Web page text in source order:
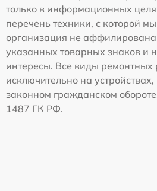
только в информационных
перечень техники, с которой
организация не
указанных товарных знаков и
интересы. Все виды ремонтных
исключительно на
законном гражданском обороте,
1487 ГК РФ.